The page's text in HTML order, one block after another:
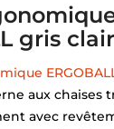
gris clair
aux chaises
avec